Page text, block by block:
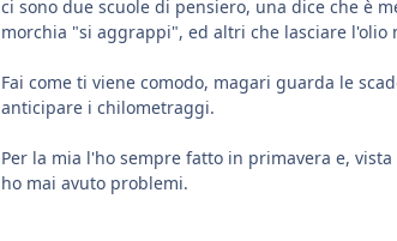
ci sono due scuole di pensiero, una dice che è
morchia "si aggrappi", ed altri che lasciare l'olio
Fai come ti viene comodo, magari guarda le
anticipare i chilometraggi.
Per la mia l'ho sempre fatto in primavera e,
ho mai avuto problemi.